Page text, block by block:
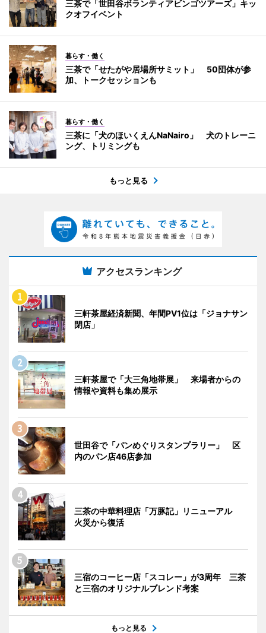
三茶で「世田谷ボランティアビンゴツアーズ」キッ
クオフイベント
暮らす・働く
三茶で「せたがや居場所サミット」 50団体が参
加、トークセッションも
暮らす・働く
三茶に「犬のほいくえんNaNairo」 犬のトレーニ
ング、トリミングも
もっと見る
アクセスランキング
三軒茶屋経済新聞、年間PV1位は「ジョナサン
閉店」
三軒茶屋で「大三角地帯展」 来場者からの
情報や資料も集め展示
世田谷で「パンめぐりスタンプラリー」 区
内のパン店46店参加
三茶の中華料理店「万豚記」リニューアル
火災から復活
三宿のコーヒー店「スコレー」が3周年 三茶
と三宿のオリジナルブレンド考案
もっと見る